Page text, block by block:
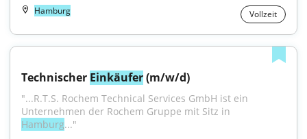
Hamburg Vollzeit
Technischer Einkäufer (m/w/d)
"...R.T.S. Rochem Technical Services GmbH ist ein
Hamburg..."